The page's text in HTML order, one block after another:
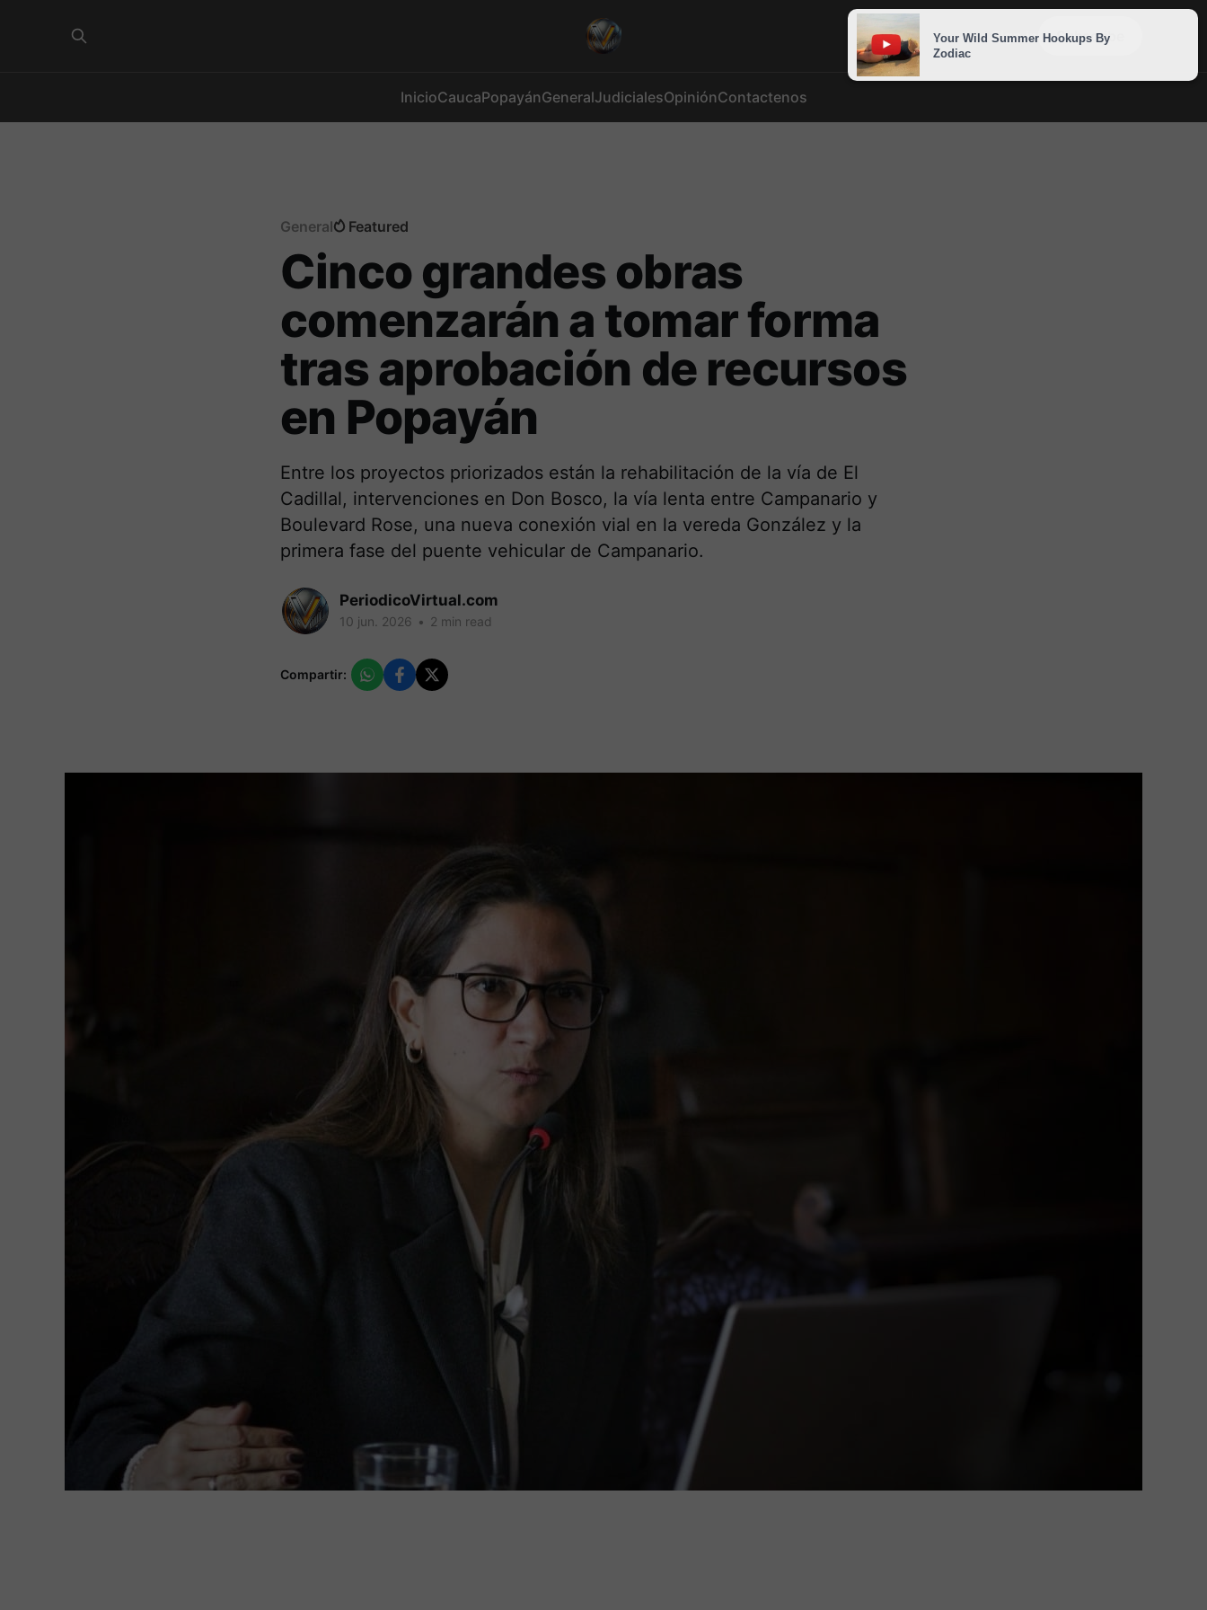
InicioCaucaPopayánGeneralJudicialesOpiniónContactenos
Sign in Subscribe
General Featured
Cinco grandes obras
comenzarán a tomar forma
tras aprobación de recursos
en Popayán
Entre los proyectos priorizados están la rehabilitación de la vía de El
Cadillal, intervenciones en Don Bosco, la vía lenta entre Campanario y
Boulevard Rose, una nueva conexión vial en la vereda González y la
primera fase del puente vehicular de Campanario.
PeriodicoVirtual.com
10 jun. 2026 • 2 min read
Compartir: